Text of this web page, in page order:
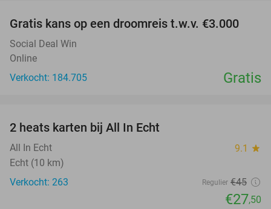
Gratis kans op een droomreis t.w.v. €3.000
Social Deal Win
Online
Verkocht: 184.705
Gratis
2 heats karten bij All In Echt
All In Echt 9.1 star
Echt (10 km)
Verkocht: 263
Regulier €45
€27,50